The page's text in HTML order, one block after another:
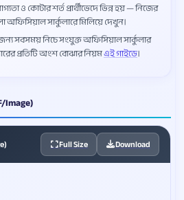
ও কোটার শর্ত প্রার্থীভেদে ভিন্ন হয় — নিজের
অফিসিয়াল সার্কুলারে মিলিয়ে দেখুন।
সবসময় নিচে সংযুক্ত অফিসিয়াল সার্কুলার
প্রতিটি অংশ বোঝার নিয়মএই গাইডে।
Image)
Full Size Download